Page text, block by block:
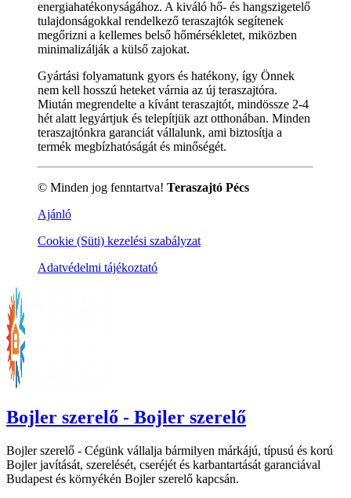
energiahatékonyságához. A kiváló hő- és hangszigetelő
tulajdonságokkal rendelkező teraszajtók segítenek
megőrizni a kellemes belső hőmérsékletet, miközben
minimalizálják a külső zajokat.
Gyártási folyamatunk gyors és hatékony, így Önnek
nem kell hosszú heteket várnia az új teraszajtóra.
Miután megrendelte a kívánt teraszajtót, mindössze 2-4
hét alatt legyártjuk és telepítjük azt otthonában. Minden
teraszajtónkra garanciát vállalunk, ami biztosítja a
termék megbízhatóságát és minőségét.
© Minden jog fenntartva! Teraszajtó Pécs
Ajánló
Cookie (Süti) kezelési szabályzat
Adatvédelmi tájékoztató
Bojler szerelő - Bojler szerelő
Bojler szerelő - Cégünk vállalja bármilyen márkájú, típusú és korú
Bojler javítását, szerelését, cseréjét és karbantartását garanciával
Budapest és környékén Bojler szerelő kapcsán.